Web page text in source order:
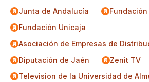
Junta de Andalucía
Fundación
Fundación Unicaja
Asociación de Empresas de
Diputación de Jaén
Zenit TV
Television de la Universidad de